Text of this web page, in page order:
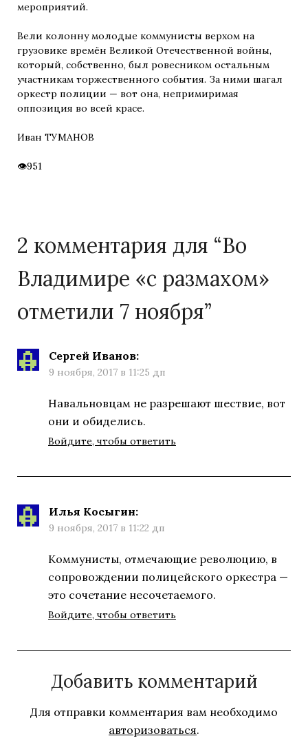
мероприятий.
Вели колонну молодые коммунисты верхом на
грузовике времён Великой Отечественной войны,
который, собственно, был ровесником остальным
участникам торжественного события. За ними шагал
оркестр полиции — вот она, непримиримая
оппозиция во всей красе.
Иван ТУМАНОВ
951
2 комментария для “Во
Владимире «с размахом»
отметили 7 ноября”
Сергей Иванов:
9 ноября, 2017 в 11:25 дп
Навальновцам не разрешают шествие, вот
они и обиделись.
Войдите, чтобы ответить
Илья Косыгин:
9 ноября, 2017 в 11:22 дп
Коммунисты, отмечающие революцию, в
сопровождении полицейского оркестра —
это сочетание несочетаемого.
Войдите, чтобы ответить
Добавить комментарий
Для отправки комментария вам необходимо
авторизоваться.